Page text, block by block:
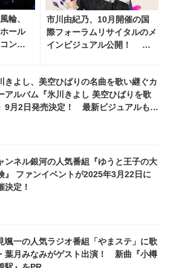
輪、
ール
ンサ
で心
市川由紀乃、10月開催の国
際フォーラムリサイタルのメ
インビジュアル公開！ リ
フルサイズ公開
きよし、美空ひばりの名曲を歌い継ぐカ
アルバム『氷川きよし 美空ひばりを歌
9月2日発売決定！ 最新ビジュアルも公
ンネル銀河の人気番組『ゆうと王子の大
』 ファンイベントが2025年3月22日に
決定！
颯一の人気ラジオ番組「やまステ」に歌
葉月みなみがゲスト出演！ 新曲『小樽